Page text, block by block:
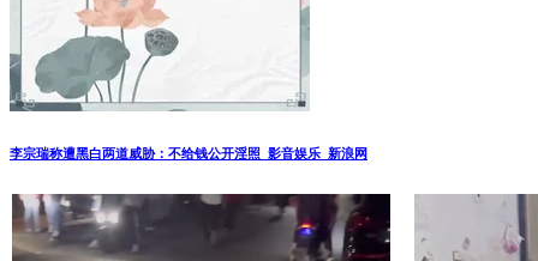
李宗瑞称遭黑白两道威胁：不给钱公开淫照_影音娱乐_新浪网